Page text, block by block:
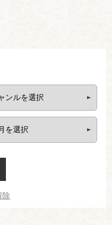
除